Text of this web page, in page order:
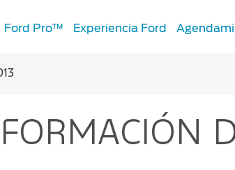
Accesorios
Ford Pro™ Experiencia Ford